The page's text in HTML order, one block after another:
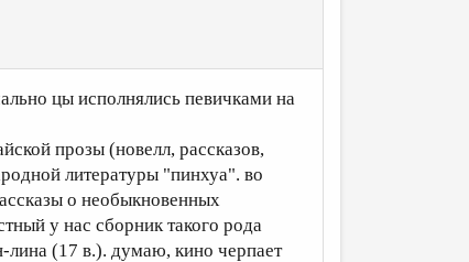
цы исполнялись певичками на
прозы (новелл, рассказов,
литературы "пинхуа". во
о необыкновенных
у нас сборник такого рода
лина (17 в.). думаю, кино черпает